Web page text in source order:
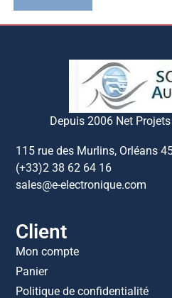
Depuis 2006 Net
115 rue des Murlins, Orléans
(+33)2 38 62 64 16
sales@e-electronique.com
Client
Mon compte
Panier
Politique de confidentialité